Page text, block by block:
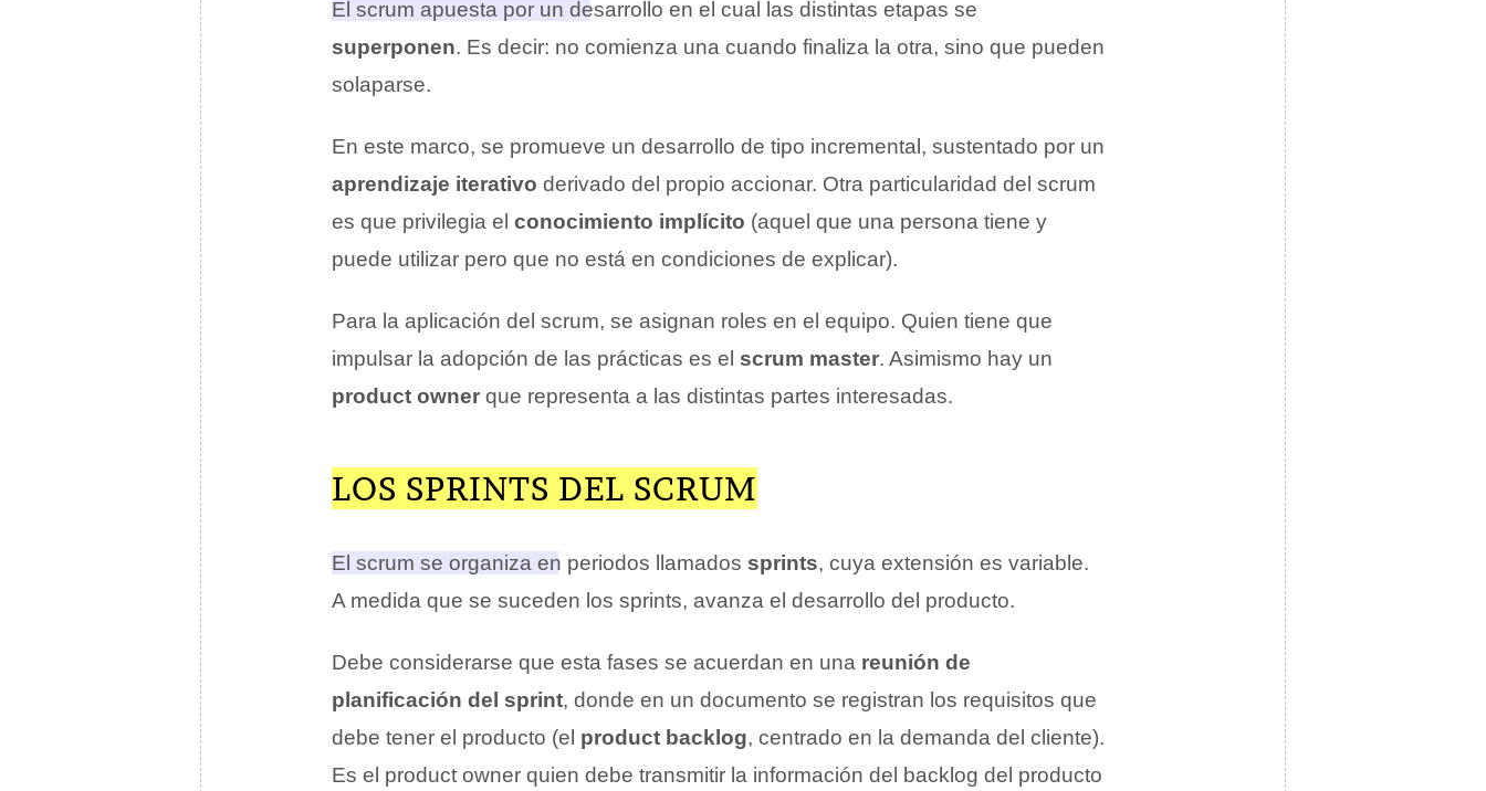
El scrum apuesta por un desarrollo en el cual las distintas etapas se
superponen. Es decir: no comienza una cuando finaliza la otra, sino que pueden
solaparse.
En este marco, se promueve un desarrollo de tipo incremental, sustentado por un
aprendizaje iterativo derivado del propio accionar. Otra particularidad del scrum
es que privilegia el conocimiento implícito (aquel que una persona tiene y
puede utilizar pero que no está en condiciones de explicar).
Para la aplicación del scrum, se asignan roles en el equipo. Quien tiene que
impulsar la adopción de las prácticas es el scrum master. Asimismo hay un
product owner que representa a las distintas partes interesadas.
LOS SPRINTS DEL SCRUM
El scrum se organiza en periodos llamados sprints, cuya extensión es variable.
A medida que se suceden los sprints, avanza el desarrollo del producto.
Debe considerarse que esta fases se acuerdan en una reunión de
planificación del sprint, donde en un documento se registran los requisitos que
debe tener el producto (el product backlog, centrado en la demanda del cliente).
Es el product owner quien debe transmitir la información del backlog del producto